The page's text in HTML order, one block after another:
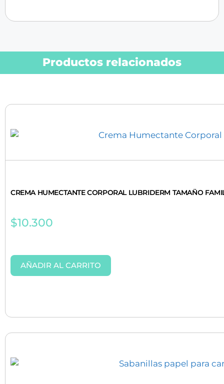
Productos relacionados
CREMA HUMECTANTE CORPORAL LUBRIDERM TAMAÑO
$10.300
AÑADIR AL CARRITO